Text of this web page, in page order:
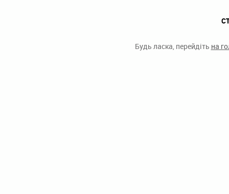
Будь ласка, перейдіть на